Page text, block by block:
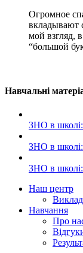
Огромное
вкладывают
мой взгляд,
“большой
Навчальні
ЗНО в
ЗНО в
ЗНО в
Наш центр
Навчання
Про